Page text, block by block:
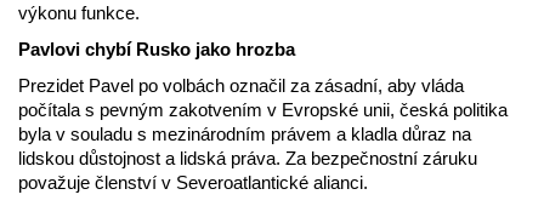
výkonu funkce.
Pavlovi chybí Rusko jako hrozba
Prezidet Pavel po volbách označil za zásadní, aby vláda
počítala s pevným zakotvením v Evropské unii, česká politika
byla v souladu s mezinárodním právem a kladla důraz na
lidskou důstojnost a lidská práva. Za bezpečnostní záruku
považuje členství v Severoatlantické alianci.